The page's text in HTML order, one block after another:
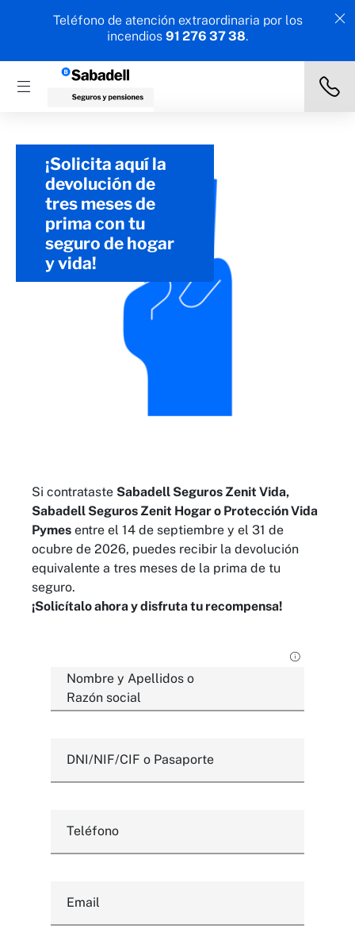
Teléfono de atención extraordinaria por los
incendios 91 276 37 38.
¡Solicita aquí la
devolución de
tres meses de
prima con tu
seguro de hogar
y vida!
Si contrataste Sabadell Seguros Zenit Vida,
Sabadell Seguros Zenit Hogar o Protección Vida
Pymes entre el 14 de septiembre y el 31 de
ocubre de 2026, puedes recibir la devolución
equivalente a tres meses de la prima de tu
seguro.
¡Solicítalo ahora y disfruta tu recompensa!
Nombre y Apellidos o
Razón social
DNI/NIF/CIF o Pasaporte
Teléfono
Email